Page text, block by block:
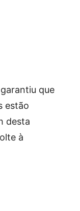
que
estão
desta
à